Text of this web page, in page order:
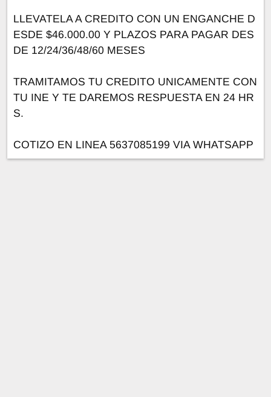
LLEVATELA A CREDITO CON UN ENGANCHE D
ESDE $46.000.00 Y PLAZOS PARA PAGAR DES
DE 12/24/36/48/60 MESES
TRAMITAMOS TU CREDITO UNICAMENTE CON
TU INE Y TE DAREMOS RESPUESTA EN 24 HR
S.
COTIZO EN LINEA 5637085199 VIA WHATSAPP